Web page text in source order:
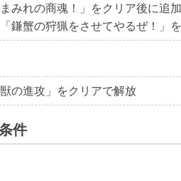
みれの商魂！」をクリア後に追
鎌蟹の狩猟をさせてやるぜ！」
の進攻」をクリアで解放
件